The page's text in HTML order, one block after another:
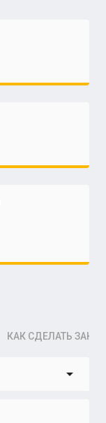
КАК СДЕЛАТЬ
arrow_drop_down